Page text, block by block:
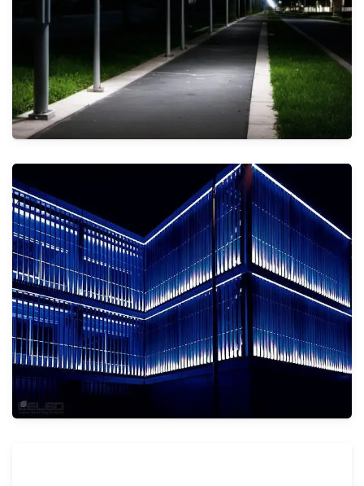
أنظمة إضاءة الشوارع
الأنظمة